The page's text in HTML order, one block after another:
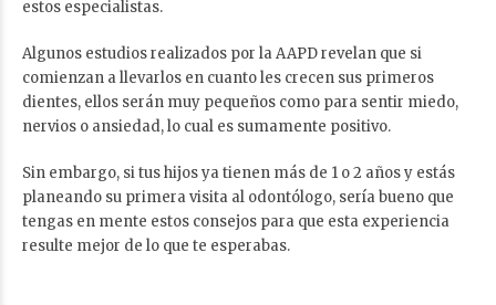
estos especialistas.
Algunos estudios realizados por la AAPD revelan que si
comienzan a llevarlos en cuanto les crecen sus primeros
dientes, ellos serán muy pequeños como para sentir miedo,
nervios o ansiedad, lo cual es sumamente positivo.
Sin embargo, si tus hijos ya tienen más de 1 o 2 años y estás
planeando su primera visita al odontólogo, sería bueno que
tengas en mente estos consejos para que esta experiencia
resulte mejor de lo que te esperabas.